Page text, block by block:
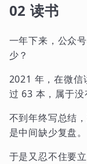
02 读书
一年下来，公众
少？
2021 年，在微信
过 63 本，属于没
不到年终写总结
是中间缺少复盘。
于是又忍不住要